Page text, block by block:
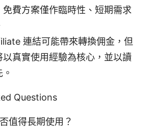
免費方案僅作臨時性、短期需求
連結可能帶來轉換佣金，但
以真實使用經驗為核心，並以讀
Questions
值得長期使用？